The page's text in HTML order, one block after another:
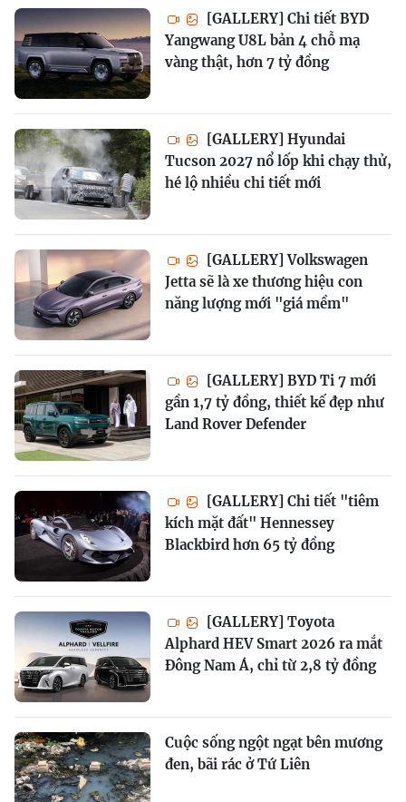
[GALLERY] Chi tiết BYD
Yangwang U8L bản 4 chỗ mạ
vàng thật, hơn 7 tỷ đồng
[GALLERY] Hyundai
Tucson 2027 nổ lốp khi chạy thử,
hé lộ nhiều chi tiết mới
[GALLERY] Volkswagen
Jetta sẽ là xe thương hiệu con
năng lượng mới "giá mềm"
[GALLERY] BYD Ti 7 mới
gần 1,7 tỷ đồng, thiết kế đẹp như
Land Rover Defender
[GALLERY] Chi tiết "tiêm
kích mặt đất" Hennessey
Blackbird hơn 65 tỷ đồng
[GALLERY] Toyota
Alphard HEV Smart 2026 ra mắt
Đông Nam Á, chỉ từ 2,8 tỷ đồng
Cuộc sống ngột ngạt bên mương
đen, bãi rác ở Tứ Liên